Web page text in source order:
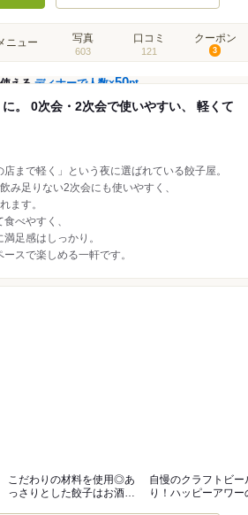
ニュー 写真
603
口コミ
121
クーポン
3
えるディナーで人数×50pt
に。 0次会・2次会で使いやすい、 軽くて
店まで軽く」という夜に選ばれている餃子屋。
み足りない2次会にも使いやすく、
ます。
べやすく、
足感はしっかり。
スで楽しめる一軒です。
こだわりの材料を使用◎あ
っさりとした餃子はお酒と
自慢のクラフトビー
り！ハッピーアワー